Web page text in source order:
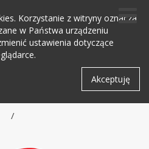
Korzystanie z witryny oznacza
w Państwa urządzeniu
ustawienia dotyczące
Akceptuję
/